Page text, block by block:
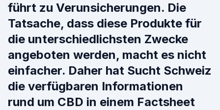
führt zu Verunsicherungen. Die
Tatsache, dass diese Produkte für
die unterschiedlichsten Zwecke
angeboten werden, macht es nicht
einfacher. Daher hat Sucht Schweiz
die verfügbaren Informationen
rund um CBD in einem Factsheet